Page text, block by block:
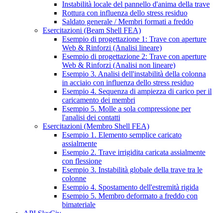
Instabilità locale del pannello d'anima della trave
Rottura con influenza dello stress residuo
Saldato generale / Membri formati a freddo
Esercitazioni (Beam Shell FEA)
Esempio di progettazione 1: Trave con aperture
Web & Rinforzi (Analisi lineare)
Esempio di progettazione 2: Trave con aperture
Web & Rinforzi (Analisi non lineare)
Esempio 3. Analisi dell'instabilità della colonna
in acciaio con influenza dello stress residuo
Esempio 4. Sequenza di ampiezza di carico per il
caricamento dei membri
Esempio 5. Molle a sola compressione per
l'analisi dei contatti
Esercitazioni (Membro Shell FEA)
Esempio 1. Elemento semplice caricato
assialmente
Esempio 2. Trave irrigidita caricata assialmente
con flessione
Esempio 3. Instabilità globale della trave tra le
colonne
Esempio 4. Spostamento dell'estremità rigida
Esempio 5. Membro deformato a freddo con
bimateriale